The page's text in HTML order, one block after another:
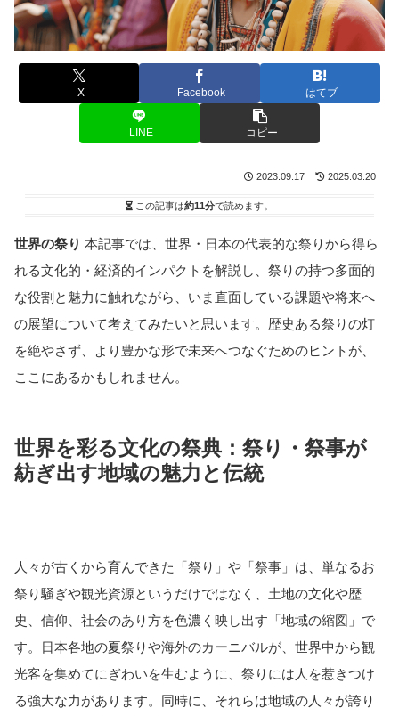
X Facebook はてブ
LINE コピー
2023.09.17 2025.03.20
この記事は約11分で読めます。
世界の祭り 本記事では、世界・日本の代表的な祭りから得ら
れる文化的・経済的インパクトを解説し、祭りの持つ多面的
な役割と魅力に触れながら、いま直面している課題や将来へ
の展望について考えてみたいと思います。歴史ある祭りの灯
を絶やさず、より豊かな形で未来へつなぐためのヒントが、
ここにあるかもしれません。
世界を彩る文化の祭典：祭り・祭事が
紡ぎ出す地域の魅力と伝統
人々が古くから育んできた「祭り」や「祭事」は、単なるお
祭り騒ぎや観光資源というだけではなく、土地の文化や歴
史、信仰、社会のあり方を色濃く映し出す「地域の縮図」で
す。日本各地の夏祭りや海外のカーニバルが、世界中から観
光客を集めてにぎわいを生むように、祭りには人を惹きつけ
る強大な力があります。同時に、それらは地域の人々が誇り